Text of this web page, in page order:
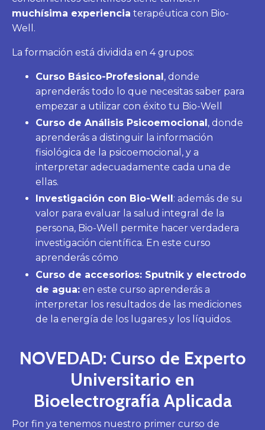
muchísima experiencia terapéutica con Bio-
Well.
La formación está dividida en 4 grupos:
Curso Básico-Profesional, donde
aprenderás todo lo que necesitas saber para
empezar a utilizar con éxito tu Bio-Well
Curso de Análisis Psicoemocional, donde
aprenderás a distinguir la información
fisiológica de la psicoemocional, y a
interpretar adecuadamente cada una de
ellas.
Investigación con Bio-Well : además de su
valor para evaluar la salud integral de la
persona, Bio-Well permite hacer verdadera
investigación científica. En este curso
aprenderás cómo
Curso de accesorios: Sputnik y electrodo
de agua: en este curso aprenderás a
interpretar los resultados de las mediciones
de la energía de los lugares y los líquidos.
NOVEDAD: Curso de Experto
Universitario en
Bioelectrografía Aplicada
Por fin ya tenemos nuestro primer curso de